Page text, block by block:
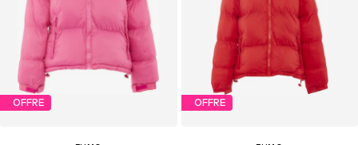
OFFRE OFFRE